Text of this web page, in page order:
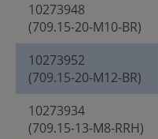
10273948
(709.15-20-M10-BR)
10273952
(709.15-20-M12-BR)
10273934
(709.15-13-M8-RRH)